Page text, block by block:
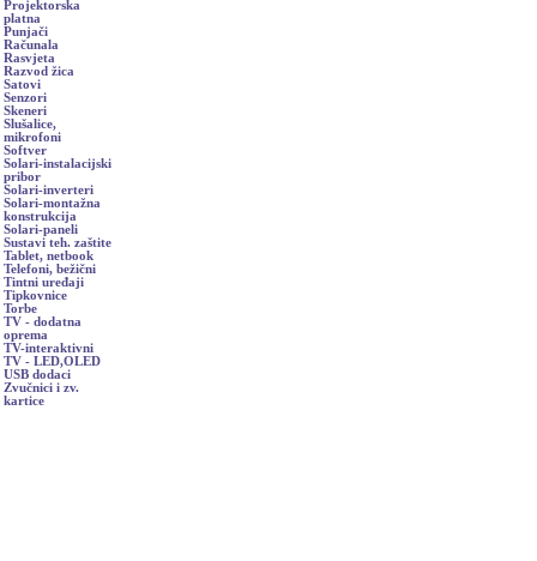
Projektorska
platna
Punjači
Računala
Rasvjeta
Razvod žica
Satovi
Senzori
Skeneri
Slušalice,
mikrofoni
Softver
Solari-instalacijski
pribor
Solari-inverteri
Solari-montažna
konstrukcija
Solari-paneli
Sustavi teh. zaštite
Tablet, netbook
Telefoni, bežični
Tintni uređaji
Tipkovnice
Torbe
TV - dodatna
oprema
TV-interaktivni
TV - LED,OLED
USB dodaci
Zvučnici i zv.
kartice